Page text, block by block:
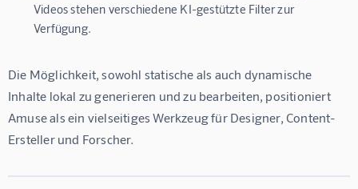
Videos stehen verschiedene KI-gestützte Filter zur
Verfügung.
Die Möglichkeit, sowohl statische als auch dynamische
Inhalte lokal zu generieren und zu bearbeiten, positioniert
Amuse als ein vielseitiges Werkzeug für Designer, Content-
Ersteller und Forscher.